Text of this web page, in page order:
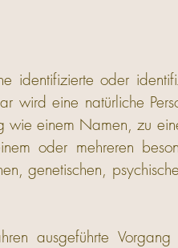
identifizierte oder
wird eine natürliche
wie einem Namen, zu
oder mehreren
genetischen,
ausgeführte